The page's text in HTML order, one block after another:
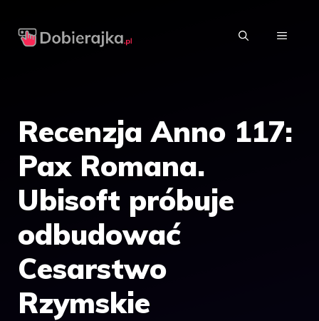
MENU
Recenzja Anno 117:
Pax Romana.
Ubisoft próbuje
odbudować
Cesarstwo
Rzymskie